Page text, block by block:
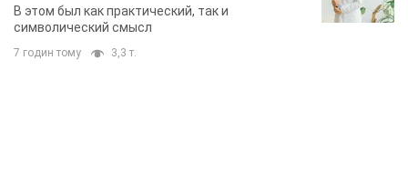
В этом был как практический, так и
символический смысл
7 годин тому 3,3 т.